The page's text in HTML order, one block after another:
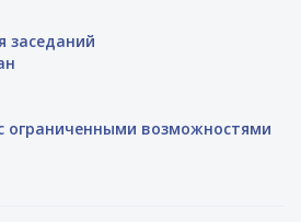
заседаний
ограниченными возможностями